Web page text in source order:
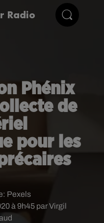
Radio
Phénix
de
pour les
à 9h45 par Virgil
Pexels